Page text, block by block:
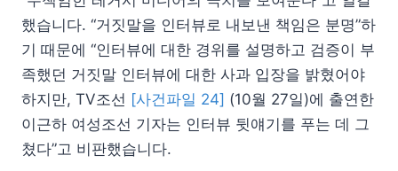
했습니다. “거짓말을 인터뷰로 내보낸 책임은 분명”하
기 때문에 “인터뷰에 대한 경위를 설명하고 검증이 부
족했던 거짓말 인터뷰에 대한 사과 입장을 밝혔어야
하지만, TV조선 [사건파일 24] (10월 27일)에 출연한
이근하 여성조선 기자는 인터뷰 뒷얘기를 푸는 데 그
쳤다”고 비판했습니다.